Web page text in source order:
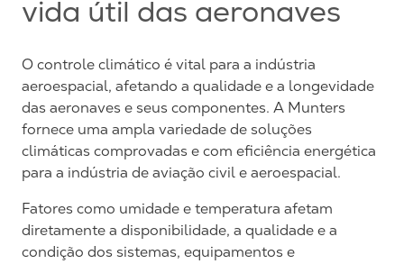
vida útil das aeronaves
O controle climático é vital para a indústria
aeroespacial, afetando a qualidade e a longevidade
das aeronaves e seus componentes. A Munters
fornece uma ampla variedade de soluções
climáticas comprovadas e com eficiência energética
para a indústria de aviação civil e aeroespacial.
Fatores como umidade e temperatura afetam
diretamente a disponibilidade, a qualidade e a
condição dos sistemas, equipamentos e